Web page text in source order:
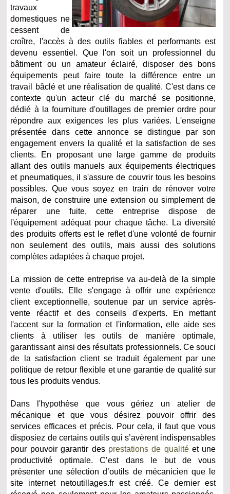
travaux
domestiques ne
cessent de
croître, l'accès à des outils fiables et performants est
devenu essentiel. Que l'on soit un professionnel du
bâtiment ou un amateur éclairé, disposer des bons
équipements peut faire toute la différence entre un
travail bâclé et une réalisation de qualité. C'est dans ce
contexte qu'un acteur clé du marché se positionne,
dédié à la fourniture d'outillages de premier ordre pour
répondre aux exigences les plus variées. L'enseigne
présentée dans cette annonce se distingue par son
engagement envers la qualité et la satisfaction de ses
clients. En proposant une large gamme de produits
allant des outils manuels aux équipements électriques
et pneumatiques, il s'assure de couvrir tous les besoins
possibles. Que vous soyez en train de rénover votre
maison, de construire une extension ou simplement de
réparer une fuite, cette entreprise dispose de
l'équipement adéquat pour chaque tâche. La diversité
des produits offerts est le reflet d'une volonté de fournir
non seulement des outils, mais aussi des solutions
complètes adaptées à chaque projet.
La mission de cette entreprise va au-delà de la simple
vente d'outils. Elle s'engage à offrir une expérience
client exceptionnelle, soutenue par un service après-
vente réactif et des conseils d'experts. En mettant
l'accent sur la formation et l'information, elle aide ses
clients à utiliser les outils de manière optimale,
garantissant ainsi des résultats professionnels. Ce souci
de la satisfaction client se traduit également par une
politique de retour flexible et une garantie de qualité sur
tous les produits vendus.
Dans l'hypothèse que vous gériez un atelier de
mécanique et que vous désirez pouvoir offrir des
services efficaces et précis. Pour cela, il faut que vous
disposiez de certains outils qui s’avèrent indispensables
pour pouvoir garantir des prestations de qualitéet une
productivité optimale. C’est dans le but de vous
présenter une sélection d’outils de mécanicien que le
site internet netoutillages.fr est créé. Ce dernier est